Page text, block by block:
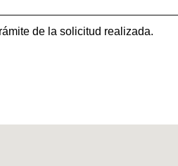
de la solicitud realizada.